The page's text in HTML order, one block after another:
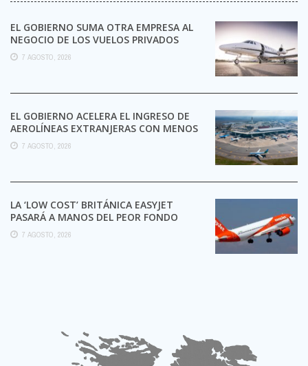
EL GOBIERNO SUMA OTRA EMPRESA AL
NEGOCIO DE LOS VUELOS PRIVADOS
7 AGOSTO, 2026
EL GOBIERNO ACELERA EL INGRESO DE
AEROLÍNEAS EXTRANJERAS CON MENOS
TRÁMITES
7 AGOSTO, 2026
LA ‘LOW COST’ BRITÁNICA EASYJET
PASARÁ A MANOS DEL PEOR FONDO
POSIBLE:
7 AGOSTO, 2026